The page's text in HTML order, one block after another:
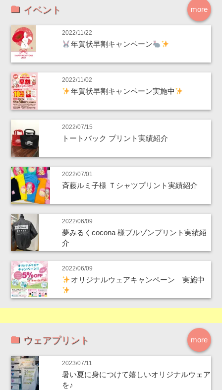
more
イベント
2022/11/22
年賀状早割キャンペーン
2022/11/02
年賀状早割キャンペーン実施中
2022/07/15
トートバック プリント実績紹介
2022/07/01
斉藤ルミ子様 Ｔシャツプリント実績紹介
2022/06/09
夢みるくcocona 様ブルゾンプリント実績紹
介
2022/06/09
オリジナルウェアキャンペーン 実施中
more
ウェアプリント
2023/07/11
暑い夏に身につけて嬉しいオリジナルウェア
を♪